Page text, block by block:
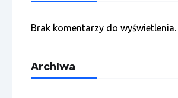
Brak komentarzy do wyświetlenia.
Archiwa